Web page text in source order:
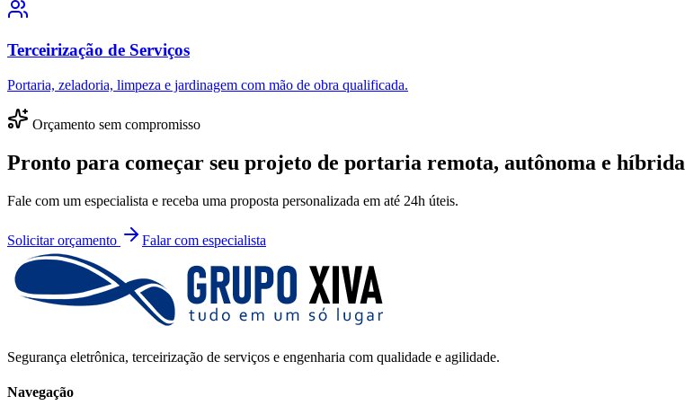
Terceirização de Serviços
Portaria, zeladoria, limpeza e jardinagem com mão de obra qualificada.
Orçamento sem compromisso
Pronto para começar seu projeto de portaria remota, autônoma e híbrida
Fale com um especialista e receba uma proposta personalizada em até 24h úteis.
Solicitar orçamento Falar com especialista
Segurança eletrônica, terceirização de serviços e engenharia com qualidade e agilidade.
Navegação